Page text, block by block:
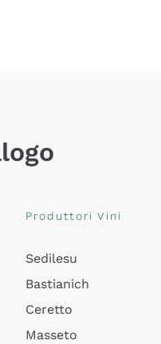
Produttori Vini
Sedilesu
Bastianich
Ceretto
Masseto